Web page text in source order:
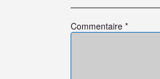
Commentaire *